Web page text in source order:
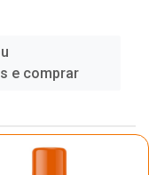
e comprar